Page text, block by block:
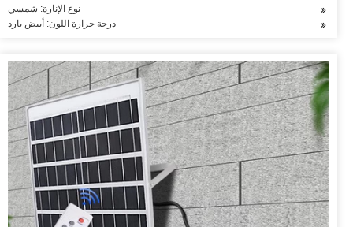
نوع الإنارة: شمسي
درجة حرارة اللون: أبيض بارد